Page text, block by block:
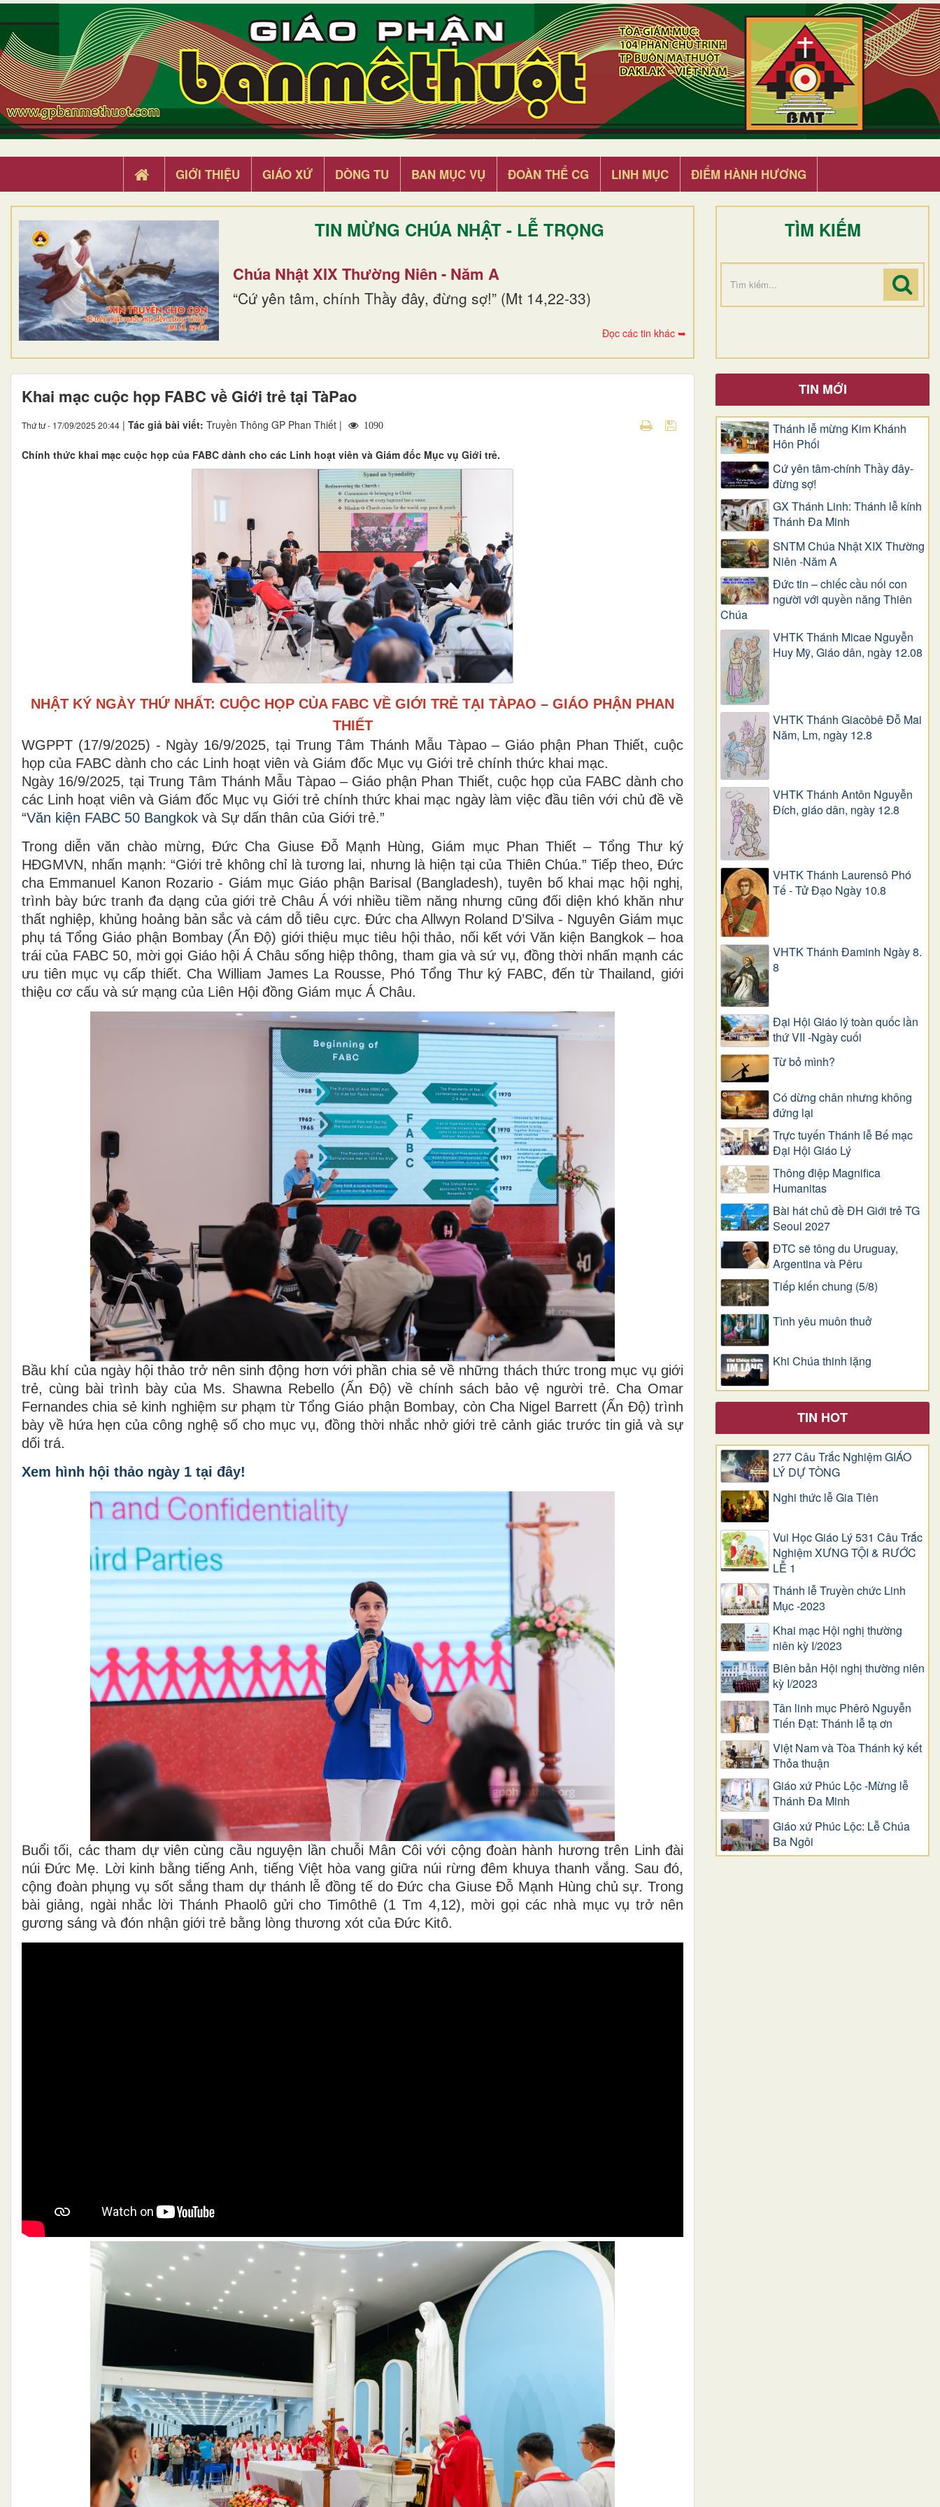
GIỚI THIỆU GIÁO XỨ DÒNG TU BAN MỤC VỤ ĐOÀN THỂ CG LINH MỤC ĐIỂM HÀNH HƯƠNG
TIN MỪNG CHÚA NHẬT - LỄ TRỌNG
Chúa Nhật XIX Thường Niên - Năm A
“Cứ yên tâm, chính Thầy đây, đừng sợ!” (Mt 14,22-33)
Đọc các tin khác ➥
TÌM KIẾM
Khai mạc cuộc họp FABC về Giới trẻ tại TàPao
Thứ tư - 17/09/2025 20:44 | Tác giả bài viết: Truyền Thông GP Phan Thiết | 1090
Chính thức khai mạc cuộc họp của FABC dành cho các Linh hoạt viên và Giám đốc Mục vụ Giới trẻ.
NHẬT KÝ NGÀY THỨ NHẤT: CUỘC HỌP CỦA FABC VỀ GIỚI TRẺ TẠI TÀPAO – GIÁO PHẬN PHAN
THIẾT
WGPPT (17/9/2025) - Ngày 16/9/2025, tại Trung Tâm Thánh Mẫu Tàpao – Giáo phận Phan Thiết, cuộc
họp của FABC dành cho các Linh hoạt viên và Giám đốc Mục vụ Giới trẻ chính thức khai mạc.
Ngày 16/9/2025, tại Trung Tâm Thánh Mẫu Tàpao – Giáo phận Phan Thiết, cuộc họp của FABC dành cho
các Linh hoạt viên và Giám đốc Mục vụ Giới trẻ chính thức khai mạc ngày làm việc đầu tiên với chủ đề về
“Văn kiện FABC 50 Bangkok và Sự dấn thân của Giới trẻ.”
Trong diễn văn chào mừng, Đức Cha Giuse Đỗ Mạnh Hùng, Giám mục Phan Thiết – Tổng Thư ký
HĐGMVN, nhấn mạnh: “Giới trẻ không chỉ là tương lai, nhưng là hiện tại của Thiên Chúa.” Tiếp theo, Đức
cha Emmanuel Kanon Rozario - Giám mục Giáo phận Barisal (Bangladesh), tuyên bố khai mạc hội nghị,
trình bày bức tranh đa dạng của giới trẻ Châu Á với nhiều tiềm năng nhưng cũng đối diện khó khăn như
thất nghiệp, khủng hoảng bản sắc và cám dỗ tiêu cực. Đức cha Allwyn Roland D’Silva - Nguyên Giám mục
phụ tá Tổng Giáo phận Bombay (Ấn Độ) giới thiệu mục tiêu hội thảo, nối kết với Văn kiện Bangkok – hoa
trái của FABC 50, mời gọi Giáo hội Á Châu sống hiệp thông, tham gia và sứ vụ, đồng thời nhấn mạnh các
ưu tiên mục vụ cấp thiết. Cha William James La Rousse, Phó Tổng Thư ký FABC, đến từ Thailand, giới
thiệu cơ cấu và sứ mạng của Liên Hội đồng Giám mục Á Châu.
Bầu khí của ngày hội thảo trở nên sinh động hơn với phần chia sẻ về những thách thức trong mục vụ giới
trẻ, cùng bài trình bày của Ms. Shawna Rebello (Ấn Độ) về chính sách bảo vệ người trẻ. Cha Omar
Fernandes chia sẻ kinh nghiệm sư phạm từ Tổng Giáo phận Bombay, còn Cha Nigel Barrett (Ấn Độ) trình
bày về hứa hẹn của công nghệ số cho mục vụ, đồng thời nhắc nhở giới trẻ cảnh giác trước tin giả và sự
dối trá.
Xem hình hội thảo ngày 1 tại đây!
Buổi tối, các tham dự viên cùng cầu nguyện lần chuỗi Mân Côi với cộng đoàn hành hương trên Linh đài
núi Đức Mẹ. Lời kinh bằng tiếng Anh, tiếng Việt hòa vang giữa núi rừng đêm khuya thanh vắng. Sau đó,
cộng đoàn phụng vụ sốt sắng tham dự thánh lễ đồng tế do Đức cha Giuse Đỗ Mạnh Hùng chủ sự. Trong
bài giảng, ngài nhắc lời Thánh Phaolô gửi cho Timôthê (1 Tm 4,12), mời gọi các nhà mục vụ trở nên
gương sáng và đón nhận giới trẻ bằng lòng thương xót của Đức Kitô.
TIN MỚI
Thánh lễ mừng Kim Khánh
Hôn Phối
Cứ yên tâm-chính Thầy đây-
đừng sợ!
GX Thánh Linh: Thánh lễ kính
Thánh Đa Minh
SNTM Chúa Nhật XIX Thường
Niên -Năm A
Đức tin – chiếc cầu nối con
người với quyền năng Thiên
Chúa
VHTK Thánh Micae Nguyễn
Huy Mỹ, Giáo dân, ngày 12.08
VHTK Thánh Giacôbê Ðỗ Mai
Năm, Lm, ngày 12.8
VHTK Thánh Antôn Nguyễn
Ðích, giáo dân, ngày 12.8
VHTK Thánh Laurensô Phó
Tế - Tử Đạo Ngày 10.8
VHTK Thánh Đaminh Ngày 8.
8
Đại Hội Giáo lý toàn quốc lần
thứ VII -Ngày cuối
Từ bỏ mình?
Có dừng chân nhưng không
đứng lại
Trực tuyến Thánh lễ Bế mạc
Đại Hội Giáo Lý
Thông điệp Magnifica
Humanitas
Bài hát chủ đề ĐH Giới trẻ TG
Seoul 2027
ĐTC sẽ tông du Uruguay,
Argentina và Pêru
Tiếp kiến chung (5/8)
Tình yêu muôn thuở
Khi Chúa thinh lặng
TIN HOT
277 Câu Trắc Nghiệm GIÁO
LÝ DỰ TÒNG
Nghi thức lễ Gia Tiên
Vui Học Giáo Lý 531 Câu Trắc
Nghiệm XƯNG TỘI & RƯỚC
LỄ 1
Thánh lễ Truyền chức Linh
Mục -2023
Khai mạc Hội nghị thường
niên kỳ I/2023
Biên bản Hội nghị thường niên
kỳ I/2023
Tân linh mục Phêrô Nguyễn
Tiến Đạt: Thánh lễ tạ ơn
Việt Nam và Tòa Thánh ký kết
Thỏa thuận
Giáo xứ Phúc Lộc -Mừng lễ
Thánh Đa Minh
Giáo xứ Phúc Lộc: Lễ Chúa
Ba Ngôi